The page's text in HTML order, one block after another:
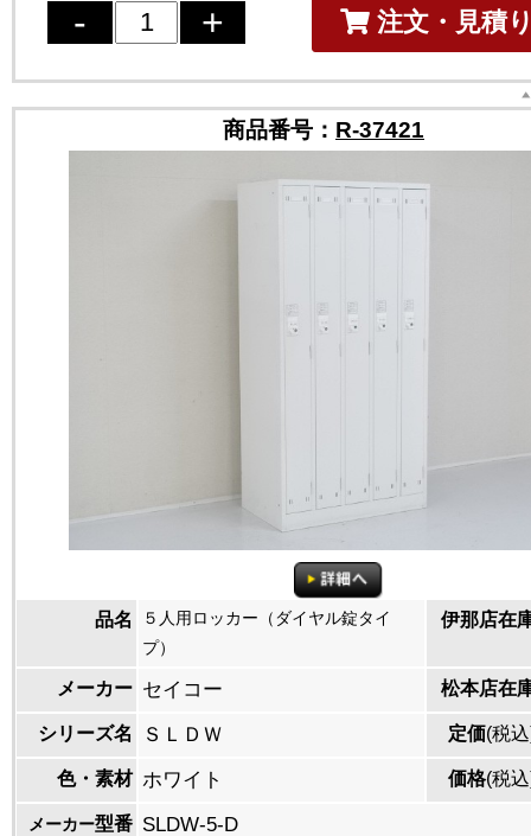
注文・見積
商品番号： R-37421
品名
５人用ロッカー（ダイヤル錠タイ
プ）
伊那店在
メーカー セイコー 松本店在
シリーズ名 ＳＬＤＷ 定価(税
色・素材 ホワイト 価格(税
メーカー型番 SLDW-5-D